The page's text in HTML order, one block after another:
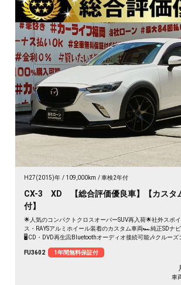
H27(2015)年 109,000km 車検2年付
CX-3 XD 【総合評価優良車】【カスタ
付】
🌟人気のコンパクトクロスオーバーSUV再入荷🌟社外スポ
ス・RAYSアルミホイール装着のカスタム車両🏎️純正SDナ
🖥️CD・DVD再生📀Bluetoothオーディオ接続可能🎶クルーズ
FU3602
1年間無料保証付
車